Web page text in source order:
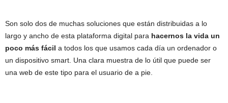
Son solo dos de muchas soluciones que están distribuidas a lo
largo y ancho de esta plataforma digital para hacernos la vida un
poco más fácil a todos los que usamos cada día un ordenador o
un dispositivo smart. Una clara muestra de lo útil que puede ser
una web de este tipo para el usuario de a pie.